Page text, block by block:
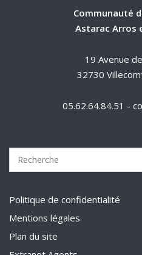
Communauté
Astarac Arros
19 Avenue
32730
05.62.64.84.51 -
Politique de confidentialité
Mentions légales
Plan du site